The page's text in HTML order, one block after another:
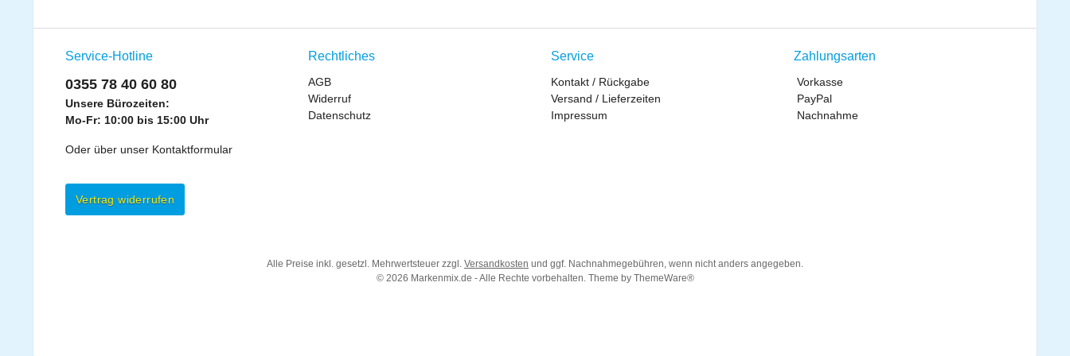
Service-Hotline
0355 78 40 60 80
Unsere Bürozeiten:
Mo-Fr: 10:00 bis 15:00 Uhr
Oder über unser Kontaktformular
Vertrag widerrufen
Rechtliches
AGB
Widerruf
Datenschutz
Service
Kontakt / Rückgabe
Versand / Lieferzeiten
Impressum
Zahlungsarten
Vorkasse
PayPal
Nachnahme
Alle Preise inkl. gesetzl. Mehrwertsteuer zzgl. Versandkosten und ggf. Nachnahmegebühren, wenn nicht anders angegeben.
© 2026 Markenmix.de - Alle Rechte vorbehalten. Theme by ThemeWare®